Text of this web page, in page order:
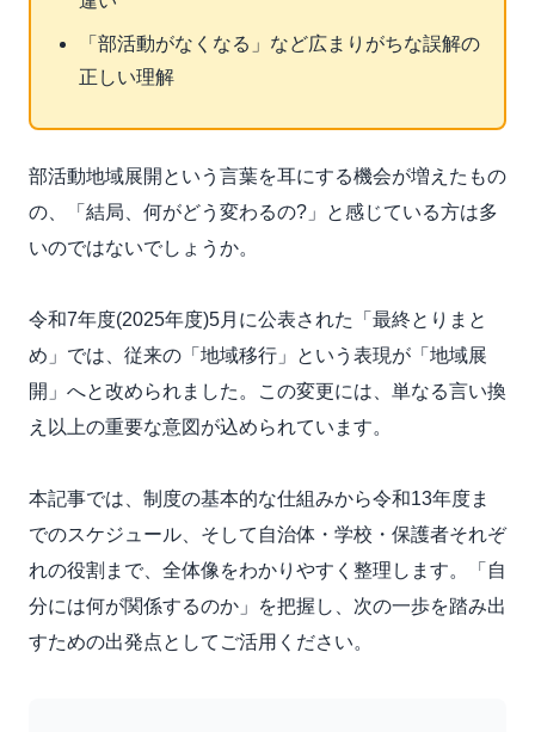
「部活動がなくなる」など広まりがちな誤解の
正しい理解
部活動地域展開という言葉を耳にする機会が増えたもの
の、「結局、何がどう変わるの?」と感じている方は多
いのではないでしょうか。
令和7年度(2025年度)5月に公表された「最終とりまと
め」では、従来の「地域移行」という表現が「地域展
開」へと改められました。この変更には、単なる言い換
え以上の重要な意図が込められています。
本記事では、制度の基本的な仕組みから令和13年度ま
でのスケジュール、そして自治体・学校・保護者それぞ
れの役割まで、全体像をわかりやすく整理します。「自
分には何が関係するのか」を把握し、次の一歩を踏み出
すための出発点としてご活用ください。